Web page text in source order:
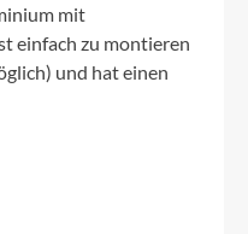
mit
einfach zu montieren
und hat einen